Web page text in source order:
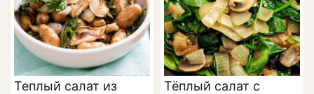
Теплый салат из
Тёплый салат с